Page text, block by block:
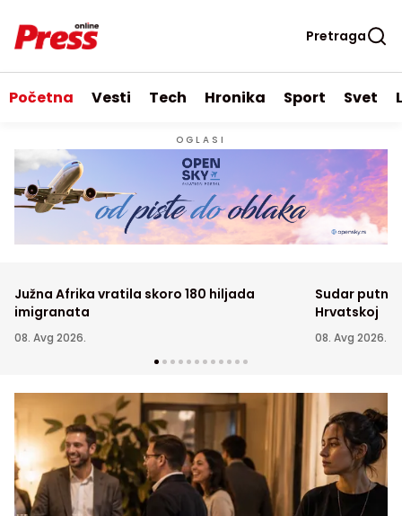
Pretraga
Početna Vesti Tech Hronika Sport Svet
OGLASI
Južna Afrika vratila skoro 180 hiljada
imigranata
08. Avg 2026.
Sudar
Hrvatskoj
08. Avg 2026.